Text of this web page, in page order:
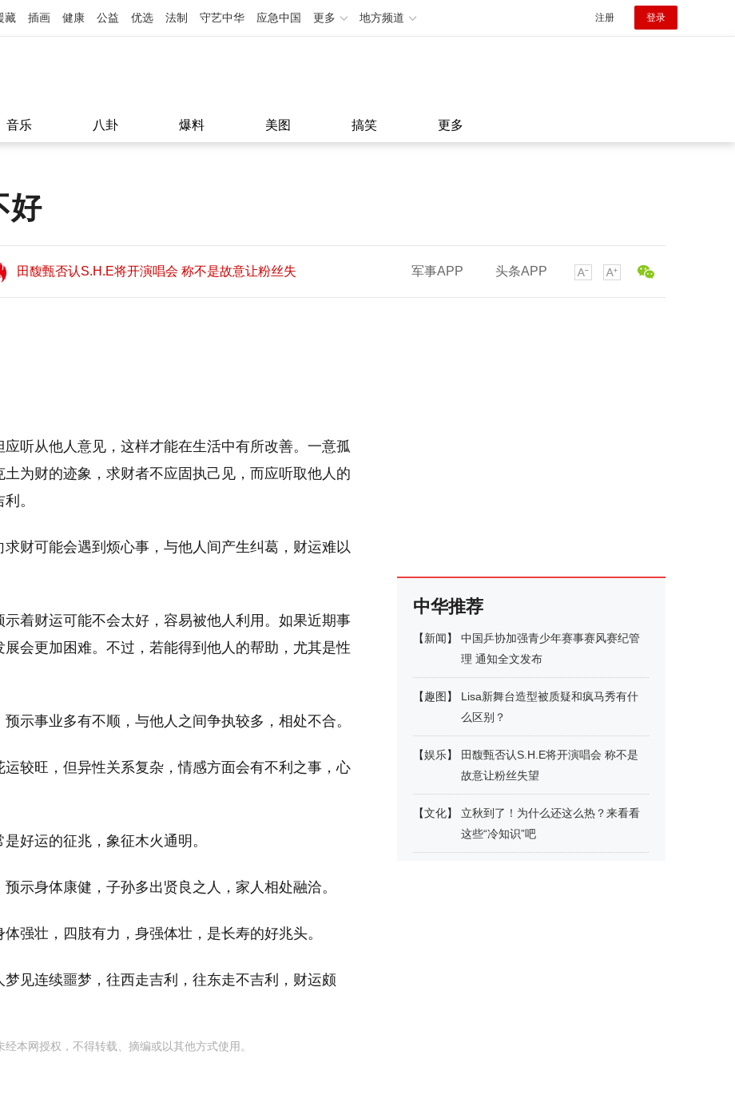
藏 插画 健康 公益 优选 法制 守艺中华 应急中国 更多 地方频道 注册 登录
音乐 八卦 爆料 美图 搞笑 更多
好
田馥甄否认S.H.E将开演唱会 称不是故意让粉丝失
望11:08
田馥甄否认S.H.E将开演唱会 称不是故意让粉丝失
军事APP 头条APP
听从他人意见，这样才能在生活中有所改善。一意孤
为财的迹象，求财者不应固执己见，而应听取他人的
。
财可能会遇到烦心事，与他人间产生纠葛，财运难以
着财运可能不会太好，容易被他人利用。如果近期事
会更加困难。不过，若能得到他人的帮助，尤其是性
示事业多有不顺，与他人之间争执较多，相处不合。
较旺，但异性关系复杂，情感方面会有不利之事，心
好运的征兆，象征木火通明。
示身体康健，子孙多出贤良之人，家人相处融洽。
强壮，四肢有力，身强体壮，是长寿的好兆头。
见连续噩梦，往西走吉利，往东走不吉利，财运颇
本网授权，不得转载、摘编或以其他方式使用。
中华推荐
【新闻】
中国乒协加强青少年赛事赛风赛纪管
理 通知全文发布
【趣图 】
Lisa新舞台造型被质疑和疯马秀有什
么区别？
【娱乐】
田馥甄否认S.H.E将开演唱会 称不是
故意让粉丝失望
【文化】
立秋到了！为什么还这么热？来看看
这些“冷知识”吧